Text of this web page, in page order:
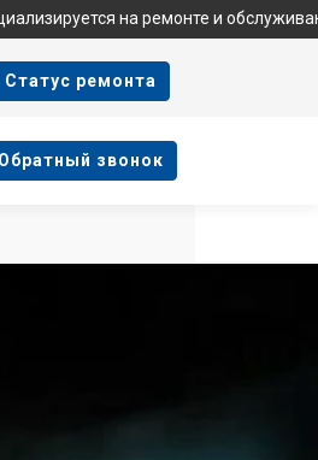
на ремонте и обслуживании
Cтатус ремонта
Oбратный звонок